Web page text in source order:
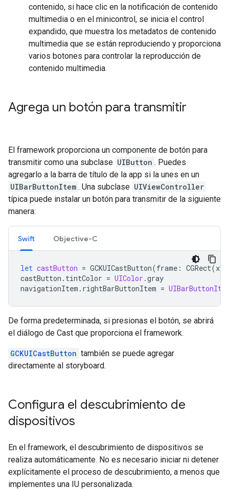
contenido, si hace clic en la notificación de contenido
multimedia o en el minicontrol, se inicia el control
expandido, que muestra los metadatos de contenido
multimedia que se están reproduciendo y proporciona
varios botones para controlar la reproducción de
contenido multimedia.
Agrega un botón para transmitir
El framework proporciona un componente de botón para
transmitir como una subclase UIButton . Puedes
agregarlo a la barra de título de la app si la unes en un
UIBarButtonItem . Una subclase UIViewController
típica puede instalar un botón para transmitir de la siguiente
manera:
Swift Objective-C
let castButton = GCKUICastButton(frame : CGRect(x
castButton . tintColor = UIColor .gray
navigationItem . rightBarButtonItem =
De forma predeterminada, si presionas el botón, se abrirá
el diálogo de Cast que proporciona el framework.
GCKUICastButton también se puede agregar
directamente al storyboard.
Configura el descubrimiento de
dispositivos
En el framework, el descubrimiento de dispositivos se
realiza automáticamente. No es necesario iniciar ni detener
explícitamente el proceso de descubrimiento, a menos que
implementes una IU personalizada.